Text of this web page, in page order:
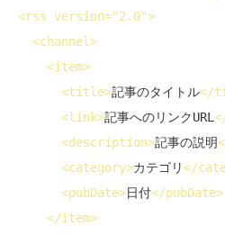
<rss version="2.0">
<channel>
<item>
<title>記事のタイトル</
<link>記事へのリンクURL
<description>記事の説明
<category>カテゴリ</
<pubDate>日付</pubDate>
</item>